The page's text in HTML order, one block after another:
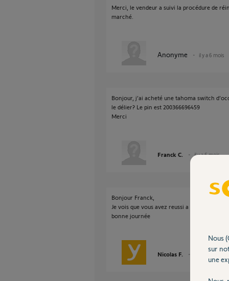
Merci, le vendeur a suivi la procédure de
marché.
Anonyme il y a 6 mois
Bonjour, j’ai acheté une tahoma switch
le délier? Le pin est 200366696459
Merci
Franck C. il y a 6 mois
Bonjour Franck,
Je vois que vous avez reussi a activer votre
bonne journée
Nicolas F.
Nous
sur
une